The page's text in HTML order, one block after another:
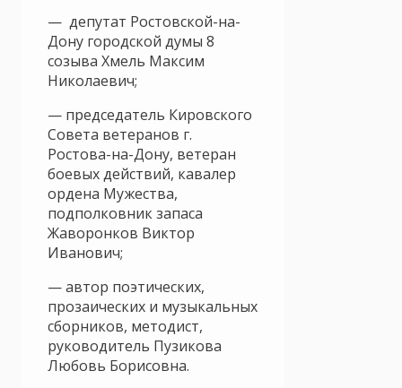
— депутат Ростовской-на-
Дону городской думы 8
созыва Хмель Максим
Николаевич;
— председатель Кировского
Совета ветеранов г.
Ростова-на-Дону, ветеран
боевых действий, кавалер
ордена Мужества,
подполковник запаса
Жаворонков Виктор
Иванович;
— автор поэтических,
прозаических и музыкальных
сборников, методист,
руководитель Пузикова
Любовь Борисовна.